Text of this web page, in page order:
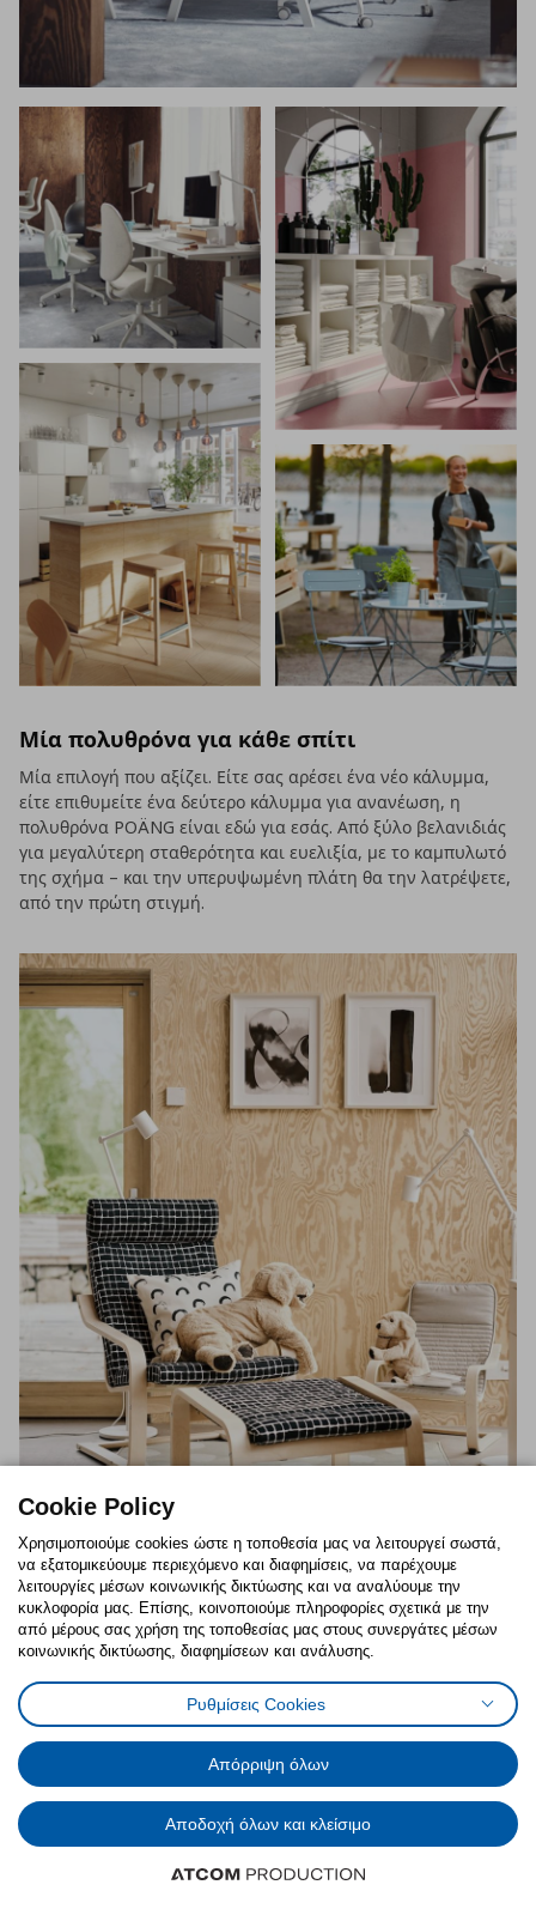
Μία πολυθρόνα για κάθε σπίτι
Μία επιλογή που αξίζει. Είτε σας αρέσει ένα νέο κάλυμμα,
είτε επιθυμείτε ένα δεύτερο κάλυμμα για ανανέωση, η
πολυθρόνα POÄNG είναι εδώ για εσάς. Από ξύλο βελανιδιάς
για μεγαλύτερη σταθερότητα και ευελιξία, με το καμπυλωτό
της σχήμα – και την υπερυψωμένη πλάτη θα την λατρέψετε,
από την πρώτη στιγμή.
Cookie Policy
Χρησιμοποιούμε cookies ώστε η τοποθεσία μας να λειτουργεί σωστά,
να εξατομικεύουμε περιεχόμενο και διαφημίσεις, να παρέχουμε
λειτουργίες μέσων κοινωνικής δικτύωσης και να αναλύουμε την
κυκλοφορία μας. Επίσης, κοινοποιούμε πληροφορίες σχετικά με την
από μέρους σας χρήση της τοποθεσίας μας στους συνεργάτες μέσων
κοινωνικής δικτύωσης, διαφημίσεων και ανάλυσης.
Ρυθμίσεις Cookies
Απόρριψη όλων
Αποδοχή όλων και κλείσιμο